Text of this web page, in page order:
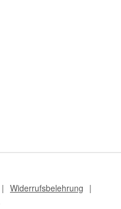
Widerrufsbelehrung